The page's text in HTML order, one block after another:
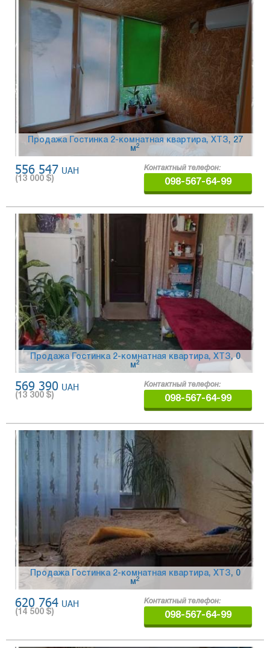
Продажа Гостинка 2-комнатная квартира, ХТЗ, 27
м 2
556 547 UAH
(13 000 $)
Контактный телефон:
098-567-64-99
Продажа Гостинка 2-комнатная квартира, ХТЗ, 0
м 2
569 390 UAH
(13 300 $)
Контактный телефон:
098-567-64-99
Продажа Гостинка 2-комнатная квартира, ХТЗ, 0
м2
620 764 UAH
(14 500 $)
Контактный телефон:
098-567-64-99